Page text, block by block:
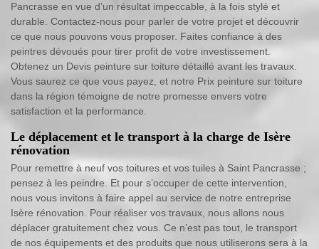
Pancrasse en vue d’un résultat impeccable, à la fois stylé et
durable. Contactez-nous pour parler de votre projet et découvrir
ce que nous pouvons vous proposer. Faites confiance à des
peintres dévoués pour tirer profit de votre investissement.
Obtenez un Devis peinture sur toiture détaillé avant les travaux.
Vous saurez ce que vous payez, et notre Prix peinture sur toiture
dans la région témoigne de notre promesse envers votre
satisfaction et la performance.
Le déplacement et le transport à la charge de Isère
rénovation
Pour remettre à neuf vos toitures et vos tuiles à Saint Pancrasse ;
pensez à les peindre. Et pour s’occuper de cette intervention,
nous vous invitons à faire appel au service de notre entreprise
Isère rénovation. Pour réaliser vos travaux, nous allons nous
déplacer gratuitement chez vous. Ce n’est pas tout, le transport
de nos équipements et des produits que nous utiliserons sera à la